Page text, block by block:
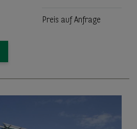
Preis auf Anfrage